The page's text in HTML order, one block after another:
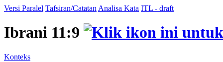
Versi Paralel Tafsiran/Catatan Analisa Kata ITL - draft
Ibrani 11:9
Konteks